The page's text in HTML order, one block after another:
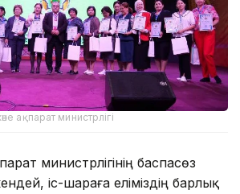
ақпарат министрлігі
министрлігінің баспасөз
іс-шараға еліміздің барлық